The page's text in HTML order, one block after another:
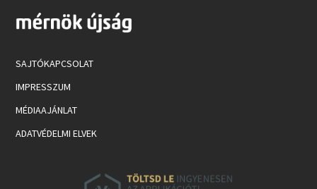
SAJTÓKAPCSOLAT
IMPRESSZUM
MÉDIAAJÁNLAT
ADATVÉDELMI ELVEK